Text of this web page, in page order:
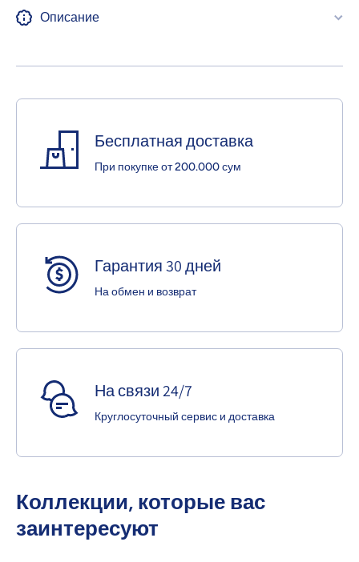
Описание
Бесплатная доставка
При покупке от 200.000 сум
Гарантия 30 дней
На обмен и возврат
На связи 24/7
Круглосуточный сервис и доставка
Коллекции, которые вас
заинтересуют